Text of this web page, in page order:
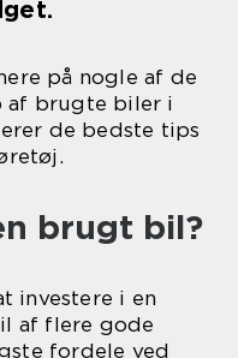
på nogle af de
af brugte biler i
de bedste tips
brugt bil?
investere i en
af flere gode
fordele ved